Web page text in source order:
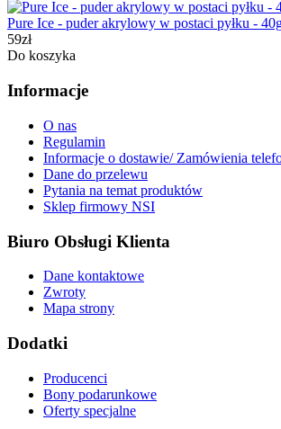
Pure Ice - puder akrylowy w postaci pyłku -
59zł
Do koszyka
Informacje
O nas
Regulamin
Informacje o dostawie/ Zamówienia
Dane do przelewu
Pytania na temat produktów
Sklep firmowy NSI
Biuro Obsługi Klienta
Dane kontaktowe
Zwroty
Mapa strony
Dodatki
Producenci
Bony podarunkowe
Oferty specjalne